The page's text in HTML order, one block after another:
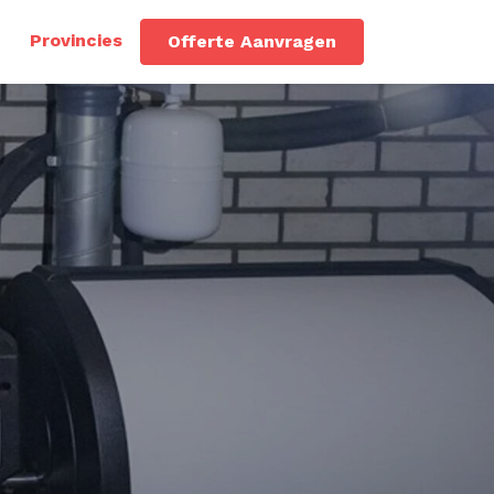
Provincies Offerte Aanvragen